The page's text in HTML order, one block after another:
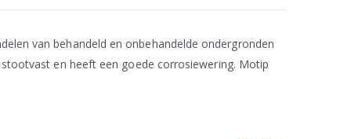
van behandeld en onbehandelde ondergronden
en heeft een goede corrosiewering. Motip